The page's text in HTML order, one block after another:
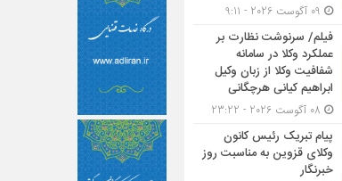
فیلم/ سرنوشت نظارت بر
عملکرد وکلا در سامانه
شفافیت وکلا از زبان وکیل
ابراهیم کیانی هرچگانی
پیام تبریک رئیس کانون
وکلای قزوین به مناسبت روز
خبرنگار